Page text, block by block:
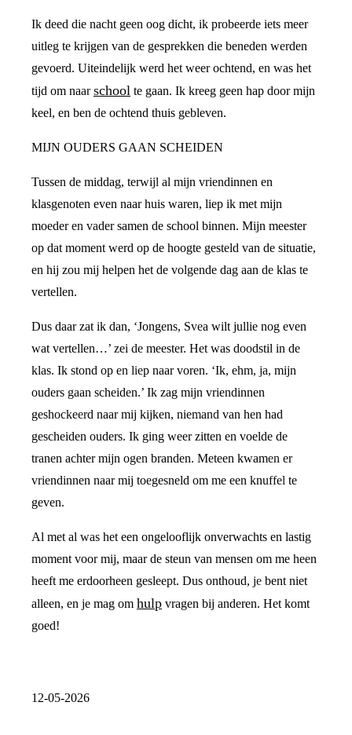
Ik deed die nacht geen oog dicht, ik probeerde iets meer
uitleg te krijgen van de gesprekken die beneden werden
gevoerd. Uiteindelijk werd het weer ochtend, en was het
tijd om naarschool te gaan. Ik kreeg geen hap door mijn
keel, en ben de ochtend thuis gebleven.
MIJN OUDERS GAAN SCHEIDEN
Tussen de middag, terwijl al mijn vriendinnen en
klasgenoten even naar huis waren, liep ik met mijn
moeder en vader samen de school binnen. Mijn meester
op dat moment werd op de hoogte gesteld van de situatie,
en hij zou mij helpen het de volgende dag aan de klas te
vertellen.
Dus daar zat ik dan, ‘Jongens, Svea wilt jullie nog even
wat vertellen…’ zei de meester. Het was doodstil in de
klas. Ik stond op en liep naar voren. ‘Ik, ehm, ja, mijn
ouders gaan scheiden.’ Ik zag mijn vriendinnen
geshockeerd naar mij kijken, niemand van hen had
gescheiden ouders. Ik ging weer zitten en voelde de
tranen achter mijn ogen branden. Meteen kwamen er
vriendinnen naar mij toegesneld om me een knuffel te
geven.
Al met al was het een ongelooflijk onverwachts en lastig
moment voor mij, maar de steun van mensen om me heen
heeft me erdoorheen gesleept. Dus onthoud, je bent niet
alleen, en je mag om hulp vragen bij anderen. Het komt
goed!
12-05-2026